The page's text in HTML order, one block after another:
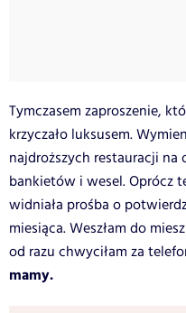
Tymczasem zaproszenie,
krzyczało luksusem.
najdroższych restauracji na
bankietów i wesel. Oprócz
widniała prośba o
miesiąca. Weszłam do
od razu chwyciłam za
mamy.